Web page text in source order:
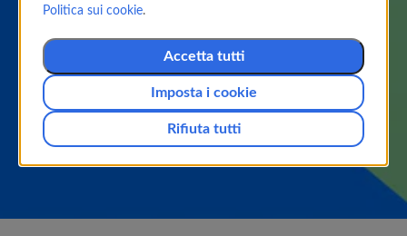
Scopri l'Europa senza limiti, vivi nuove esperienze
Politica sui cookie.
Accetta tutti
Rifiuta tutti
Imposta i cookie